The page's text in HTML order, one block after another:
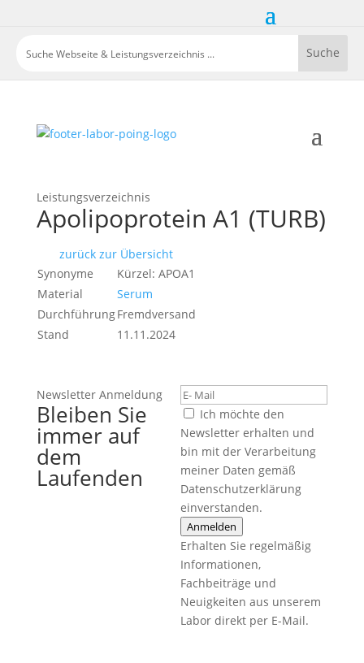
Leistungsverzeichnis
Apolipoprotein A1 (TURB)
zurück zur Übersicht
Synonyme
Kürzel: APOA1
Material
Serum
DurchführungFremdversand
Stand
11.11.2024
Newsletter Anmeldung
Bleiben Sie
immer auf
dem
Laufenden
Ich möchte den
Newsletter erhalten und
bin mit der Verarbeitung
meiner Daten gemäß
Datenschutzerklärung
einverstanden.
Anmelden
Erhalten Sie regelmäßig
Informationen,
Fachbeiträge und
Neuigkeiten aus unserem
Labor direkt per E-Mail.